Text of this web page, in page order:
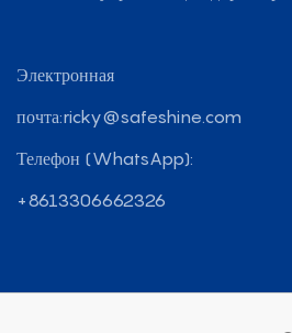
Электронная
почта:ricky@safeshine.com
Телефон (WhatsApp):
+8613306662326